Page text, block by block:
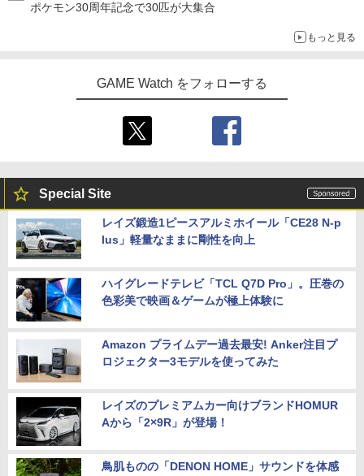
ポケモン30周年記念で30匹が大集合
もっと見る
GAME Watch をフォローする
Special Site
レイズ鍛造1ピースアルミホイール「CE28 N-p
lus」軽量なままに剛性を向上
ハイグレードテレビ「TCL Q7D Pro」。圧巻の
色彩美で映画＆ゲームが極上体験に
Amazon プライムデー過去最安! Anker注目プ
ロジェクター3モデルを使ってみた
レイズのプレミアムカー向けブランドHOMUR
Aから「2×9R」が登場！
鳥肌ものの「DENON HOME」サウンドを体感